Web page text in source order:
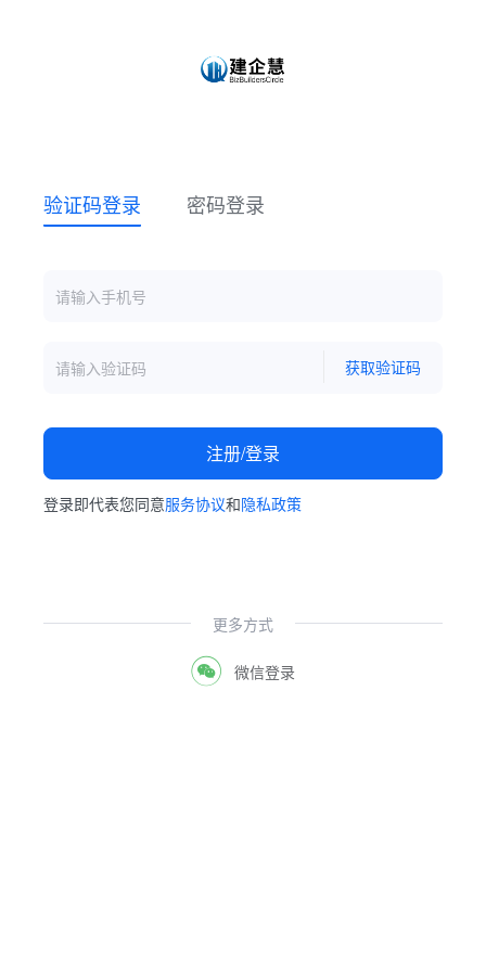
验证码登录 密码登录
获取验证码
注册/登录
登录即代表您同意服务协议和隐私政策
更多方式
微信登录